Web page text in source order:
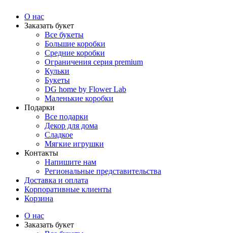
О нас
Заказать букет
Все букеты
Большие коробки
Средние коробки
Ограничения серия premium
Кульки
Букеты
DG home by Flower Lab
Маленькие коробки
Подарки
Все подарки
Декор для дома
Сладкое
Мягкие игрушки
Контакты
Напишите нам
Региональные представительства
Доставка и оплата
Корпоративные клиенты
Корзина
О нас
Заказать букет